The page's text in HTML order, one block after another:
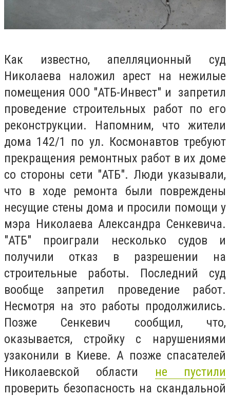
Как известно, апелляционный суд
Николаева наложил арест на нежилые
помещения ООО "АТБ-Инвест" и запретил
проведение строительных работ по его
реконструкции. Напомним, что жители
дома 142/1 по ул. Космонавтов требуют
прекращения ремонтных работ в их доме
со стороны сети "АТБ". Люди указывали,
что в ходе ремонта были повреждены
несущие стены дома и просили помощи у
мэра Николаева Александра Сенкевича.
"АТБ" проиграли несколько судов и
получили отказ в разрешении на
строительные работы. Последний суд
вообще запретил проведение работ.
Несмотря на это работы продолжились.
Позже Сенкевич сообщил, что,
оказывается, стройку с нарушениями
узаконили в Киеве. А позже спасателей
Николаевской области не пустили
проверить безопасность на скандальной